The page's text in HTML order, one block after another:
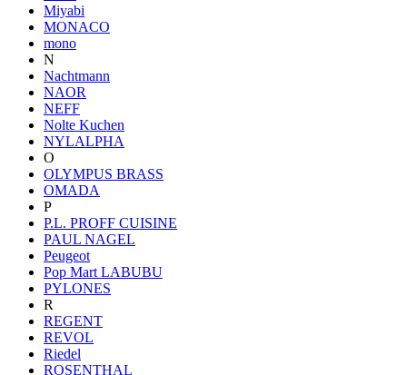
Miyabi
MONACO
mono
N
Nachtmann
NAOR
NEFF
Nolte Kuchen
NYLALPHA
O
OLYMPUS BRASS
OMADA
P
P.L. PROFF CUISINE
PAUL NAGEL
Peugeot
Pop Mart LABUBU
PYLONES
R
REGENT
REVOL
Riedel
ROSENTHAL